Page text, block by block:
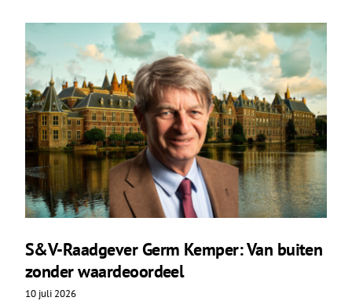
S&V-Raadgever Germ Kemper: Van buiten
zonder waardeoordeel
10 juli 2026